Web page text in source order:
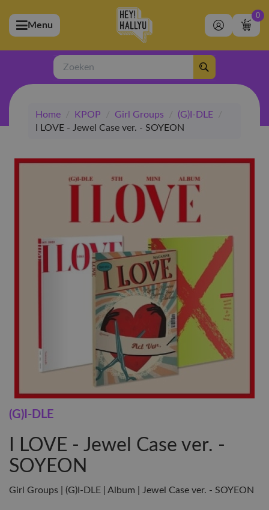
(Artiesten)
(Merchandise)
(Exclusive)
(Winkel)
Menu
0
Zoeken
Home / KPOP / Girl Groups / (G)I-DLE
/
I LOVE - Jewel Case ver. - SOYEON
(G)I-DLE
I LOVE - Jewel Case ver. -
SOYEON
Girl Groups | (G)I-DLE | Album | Jewel Case ver. - SOYEON